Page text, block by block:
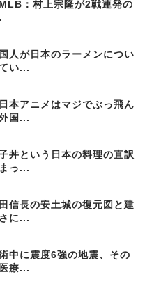
：村上宗隆が2戦連発の
人が日本のラーメンについ
い...
本アニメはマジでぶっ飛ん
国...
丼という日本の料理の直訳
っ...
信長の安土城の復元図と建
に...
中に震度6強の地震、その
療...